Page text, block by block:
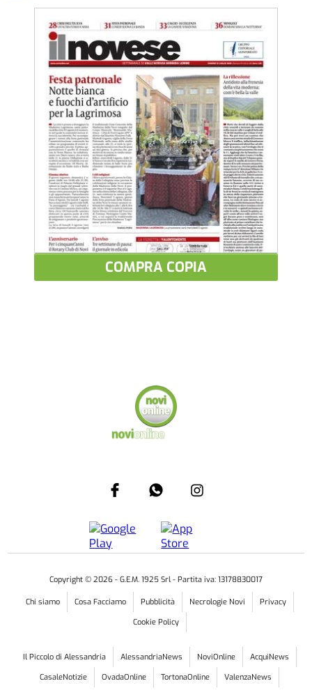
COMPRA COPIA
Copyright © 2026 - G.E.M. 1925 Srl - Partita iva: 13178830017
Chi siamo Cosa Facciamo Pubblicità Necrologie Novi
Privacy
Cookie Policy
Il Piccolo di Alessandria AlessandriaNews NoviOnline
AcquiNews
CasaleNotizie
OvadaOnline TortonaOnline ValenzaNews